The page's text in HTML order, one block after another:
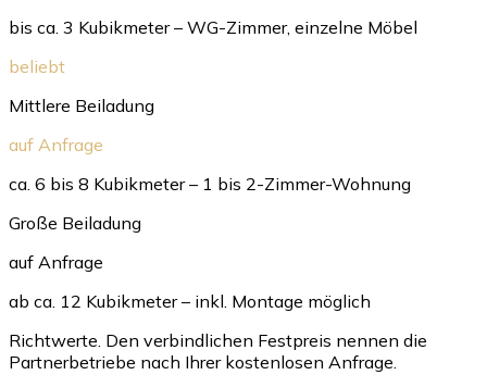
bis ca. 3 Kubikmeter – WG-Zimmer, einzelne Möbel
beliebt
Mittlere Beiladung
auf Anfrage
ca. 6 bis 8 Kubikmeter – 1 bis 2-Zimmer-Wohnung
Große Beiladung
auf Anfrage
ab ca. 12 Kubikmeter – inkl. Montage möglich
Richtwerte. Den verbindlichen Festpreis nennen die
Partnerbetriebe nach Ihrer kostenlosen Anfrage.